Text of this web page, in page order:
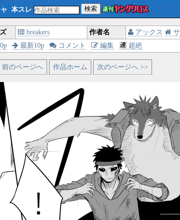
本スレ 検索
breakers 作者名 アックス
最新10p コメント 編集 超絶
前のページへ 作品ホーム 次のページへ >>